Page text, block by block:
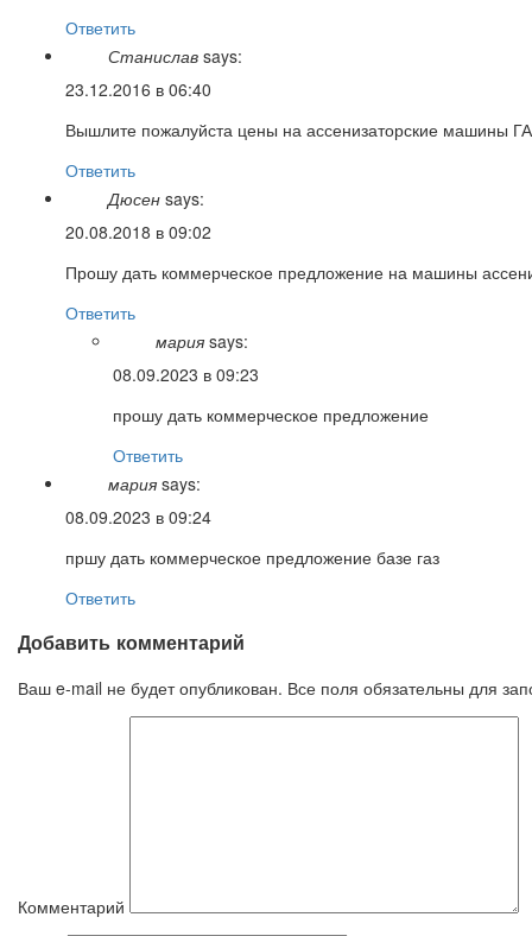
Ответить
Станислав says:
23.12.2016 в 06:40
Вышлите пожалуйста цены на ассенизаторские машины
Ответить
Дюсен says:
20.08.2018 в 09:02
Прошу дать коммерческое предложение на машины
Ответить
мария says:
08.09.2023 в 09:23
прошу дать коммерческое предложение
Ответить
мария says:
08.09.2023 в 09:24
пршу дать коммерческое предложение базе газ
Ответить
Добавить комментарий
Ваш e-mail не будет опубликован. Все поля обязательны для
Комментарий